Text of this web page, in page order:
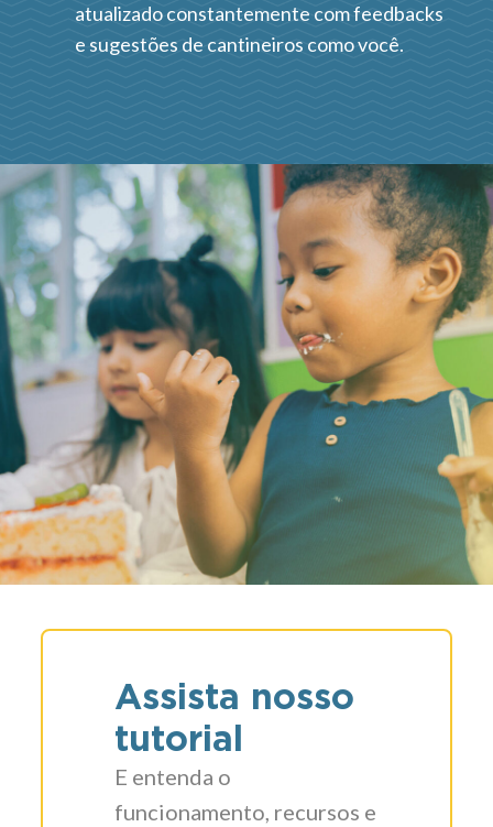
atualizado constantemente com feedbacks
e sugestões de cantineiros como você.
Assista nosso
tutorial
E entenda o
funcionamento, recursos e